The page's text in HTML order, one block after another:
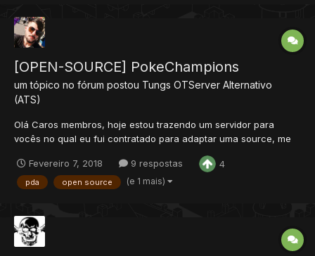
[OPEN-SOURCE] PokeChampions
um tópico no fórum postou Tungs OTServer Alternativo
(ATS)
Olá Caros membros, hoje estou trazendo um servidor para
vocês no qual eu fui contratado para adaptar uma source, me
Desfrutem...
Fevereiro 7, 2018 9 respostas 4
pda open source (e 1 mais)